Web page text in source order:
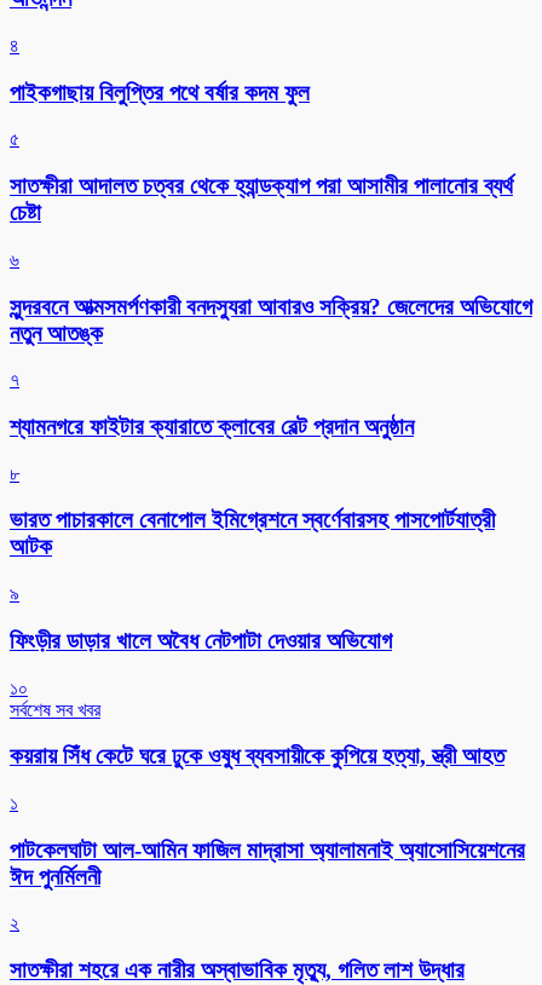
৪
পাইকগাছায় বিলুপ্তির পথে বর্ষার কদম ফুল
৫
সাতক্ষীরা আদালত চত্বর থেকে হ্যান্ডক্যাপ পরা আসামীর পালানোর ব্যর্থ
চেষ্টা
৬
সুন্দরবনে আত্মসমর্পণকারী বনদস্যুরা আবারও সক্রিয়? জেলেদের অভিযোগে
নতুন আতঙ্ক
৭
শ্যামনগরে ফাইটার ক্যারাতে ক্লাবের বেল্ট প্রদান অনুষ্ঠান
৮
ভারত পাচারকালে বেনাপোল ইমিগ্রেশনে স্বর্ণেবারসহ পাসপোর্টযাত্রী
আটক
৯
ফিংড়ীর ডাড়ার খালে অবৈধ নেটপাটা দেওয়ার অভিযোগ
১০
সর্বশেষ সব খবর
কয়রায় সিঁধ কেটে ঘরে ঢুকে ওষুধ ব্যবসায়ীকে কুপিয়ে হত্যা, স্ত্রী আহত
১
পাটকেলঘাটা আল-আমিন ফাজিল মাদ্রাসা অ্যালামনাই অ্যাসোসিয়েশনের
ঈদ পুনর্মিলনী
২
সাতক্ষীরা শহরে এক নারীর অস্বাভাবিক মৃত্যু, গলিত লাশ উদ্ধার